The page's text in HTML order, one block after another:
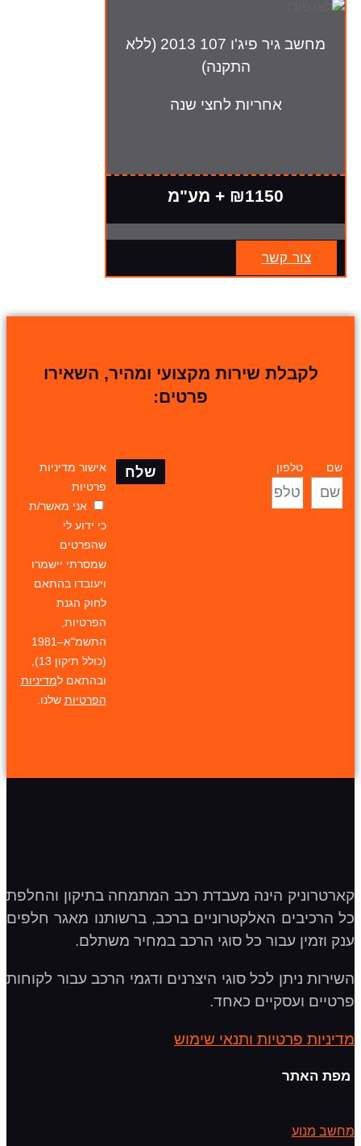
מחשב גיר פיג'ו 107 2013 (ללא
התקנה)
אחריות לחצי שנה
₪1150 + מע"מ
צור קשר
לקבלת שירות מקצועי ומהיר, השאירו
פרטים:
שם טלפון
אישור מדיניות
פרטיות
אני מאשר/ת
כי ידוע לי
שהפרטים
שמסרתי יישמרו
ויעובדו בהתאם
לחוק הגנת
הפרטיות,
התשמ"א–1981
(כולל תיקון 13),
ובהתאם למדיניות
הפרטיות שלנו.
שלח
קארטרוניק הינה מעבדת רכב המתמחה בתיקון והחלפת
כל הרכיבים האלקטרוניים ברכב, ברשותנו מאגר חלפים
ענק וזמין עבור כל סוגי הרכב במחיר משתלם.
השירות ניתן לכל סוגי היצרנים ודגמי הרכב עבור לקוחות
פרטיים ועסקיים כאחד.
מדיניות פרטיות ותנאי שימוש
מפת האתר
מחשב מנוע